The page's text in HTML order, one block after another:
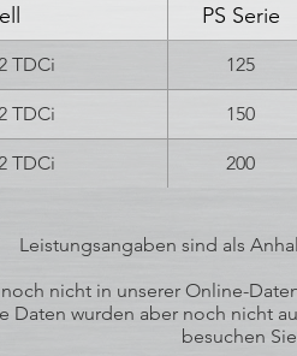
PS Serie
TDCi 125
TDCi 150
TDCi 200
Leistungsangaben sind als
nicht in unserer Online-
Daten wurden aber noch nicht
besuchen